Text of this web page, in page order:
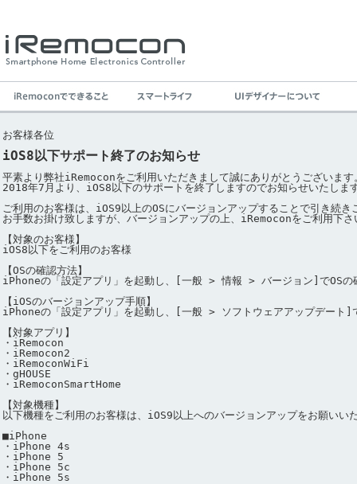
お客様各位
iOS8以下サポート終了のお知らせ
平素より弊社iRemoconをご利用いただきまして誠にありがとうございます
2018年7月より、iOS8以下のサポートを終了しますのでお知らせいたしま
ご利用のお客様は、iOS9以上のOSにバージョンアップすることで引き続き
お手数お掛け致しますが、バージョンアップの上、iRemoconをご利用下さ
【対象のお客様】
iOS8以下をご利用のお客様
【OSの確認方法】
iPhoneの「設定アプリ」を起動し、[一般 > 情報 > バージョン]でOSの
【iOSのバージョンアップ手順】
iPhoneの「設定アプリ」を起動し、[一般 > ソフトウェアアップデート]
【対象アプリ】
・iRemocon
・iRemocon2
・iRemoconWiFi
・gHOUSE
・iRemoconSmartHome
【対象機種】
以下機種をご利用のお客様は、iOS9以上へのバージョンアップをお願いい
■iPhone
・iPhone 4s
・iPhone 5
・iPhone 5c
・iPhone 5s